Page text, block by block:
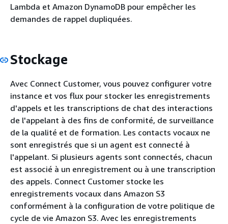
Lambda et Amazon DynamoDB pour empêcher les
demandes de rappel dupliquées.
Stockage
Avec Connect Customer, vous pouvez configurer votre
instance et vos flux pour stocker les enregistrements
d'appels et les transcriptions de chat des interactions
de l'appelant à des fins de conformité, de surveillance
de la qualité et de formation. Les contacts vocaux ne
sont enregistrés que si un agent est connecté à
l'appelant. Si plusieurs agents sont connectés, chacun
est associé à un enregistrement ou à une transcription
des appels. Connect Customer stocke les
enregistrements vocaux dans Amazon S3
conformément à la configuration de votre politique de
cycle de vie Amazon S3. Avec les enregistrements